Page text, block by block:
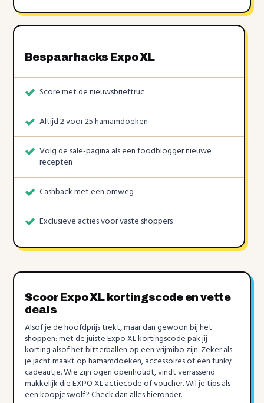
Bespaarhacks Expo XL
Score met de nieuwsbrieftruc
Altijd 2 voor 25 hamamdoeken
Volg de sale-pagina als een foodblogger nieuwe
recepten
Cashback met een omweg
Exclusieve acties voor vaste shoppers
Scoor Expo XL kortingscode en vette
deals
Alsof je de hoofdprijs trekt, maar dan gewoon bij het
shoppen: met de juiste Expo XL kortingscode pak jij
korting alsof het bitterballen op een vrijmibo zijn. Zeker als
je jacht maakt op hamamdoeken, accessoires of een funky
cadeautje. Wie zijn ogen openhoudt, vindt verrassend
makkelijk die EXPO XL actiecode of voucher. Wil je tips als
een koopjeswolf? Check dan alles hieronder.